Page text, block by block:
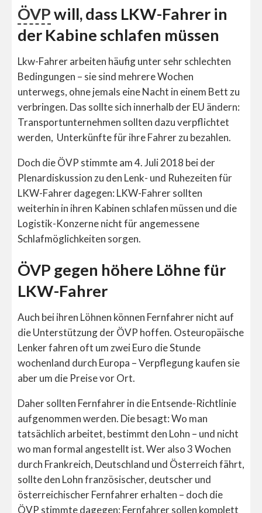
ÖVPwill, dass LKW-Fahrer in
der Kabine schlafen müssen
Lkw-Fahrer arbeiten häufig unter sehr schlechten
Bedingungen – sie sind mehrere Wochen
unterwegs, ohne jemals eine Nacht in einem Bett zu
verbringen. Das sollte sich innerhalb der EU ändern:
Transportunternehmen sollten dazu verpflichtet
werden, Unterkünfte für ihre Fahrer zu bezahlen.
Doch die ÖVP stimmte am 4. Juli 2018 bei der
Plenardiskussion zu den Lenk- und Ruhezeiten für
LKW-Fahrer dagegen: LKW-Fahrer sollten
weiterhin in ihren Kabinen schlafen müssen und die
Logistik-Konzerne nicht für angemessene
Schlafmöglichkeiten sorgen.
ÖVP gegen höhere Löhne für
LKW-Fahrer
Auch bei ihren Löhnen können Fernfahrer nicht auf
die Unterstützung der ÖVP hoffen. Osteuropäische
Lenker fahren oft um zwei Euro die Stunde
wochenland durch Europa – Verpflegung kaufen sie
aber um die Preise vor Ort.
Daher sollten Fernfahrer in die Entsende-Richtlinie
aufgenommen werden. Die besagt: Wo man
tatsächlich arbeitet, bestimmt den Lohn – und nicht
wo man formal angestellt ist. Wer also 3 Wochen
durch Frankreich, Deutschland und Österreich fährt,
sollte den Lohn französischer, deutscher und
österreichischer Fernfahrer erhalten – doch die
ÖVP stimmte dagegen: Fernfahrer sollen komplett